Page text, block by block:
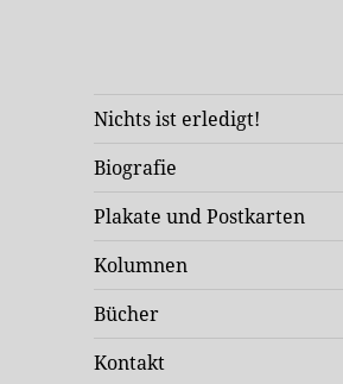
Klaus Staeck
Unterwegs in Sachen Kunst
Nichts ist erledigt!
Biografie
Plakate und Postkarten
Kolumnen
Bücher
Kontakt